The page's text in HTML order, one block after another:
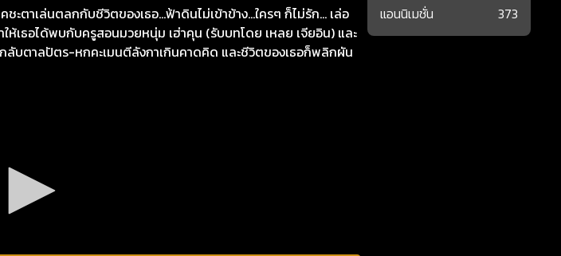
ะตาเล่นตลกกับชีวิตของเธอ…ฟ้าดินไม่เข้าข้าง…ใครๆ ก็ไม่รัก… เล่อ
ห้เธอได้พบกับครูสอนมวยหนุ่ม เฮ่าคุน (รับบทโดย เหลย เจียอิน) และ
ลับตาลปัตร-หกคะเมนตีลังกาเกินคาดคิด และชีวิตของเธอก็พลิกผัน
แอนนิเมชั่น
373